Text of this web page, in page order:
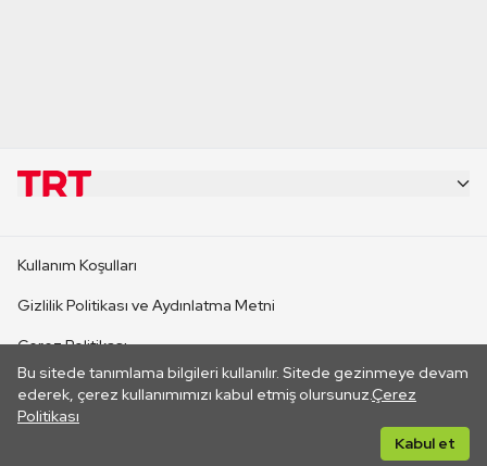
Bu sitede tanımlama bilgileri kullanılır. Sitede gezinmeye devam
ederek, çerez kullanımımızı kabul etmiş olursunuz.Çerez
Politikası
Kabul et
CANLI YAYINLAR
Kullanım Koşulları
Gizlilik Politikası ve Aydınlatma Metni
Çerez Politikası
İletişim
Her hakkı saklıdır. ©2026 TRT. Bağlantı yoluyla gidilen dış